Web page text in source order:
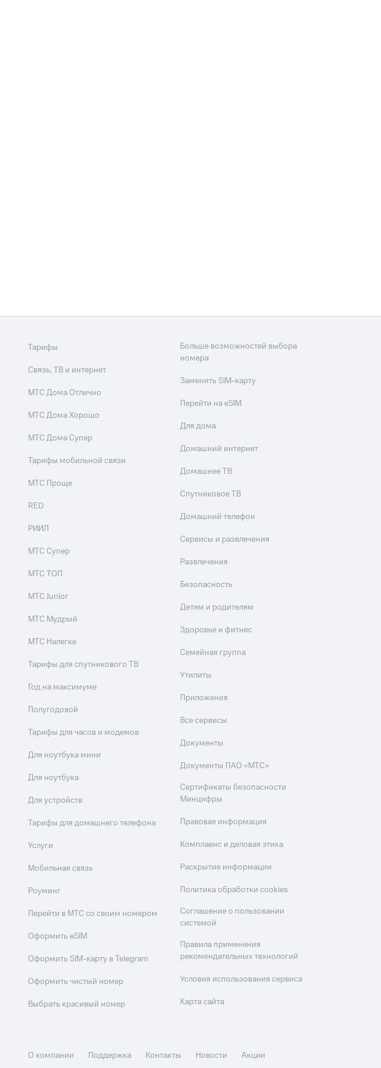
Тарифы
Связь, ТВ и интернет
МТС Дома Отлично
МТС Дома Хорошо
МТС Дома Супер
Тарифы мобильной связи
МТС Проще
RED
РИИЛ
МТС Супер
МТС ТОП
МТС Junior
МТС Мудрый
МТС Налегке
Тарифы для спутникового ТВ
Год на максимуме
Полугодовой
Тарифы для часов и модемов
Для ноутбука мини
Для ноутбука
Для устройств
Тарифы для домашнего телефона
Услуги
Мобильная связь
Роуминг
Перейти в МТС со своим номером
Оформить eSIM
Оформить SIM-карту в Telegram
Оформить чистый номер
Выбрать красивый номер
Больше возможностей выбора
номера
Заменить SIM-карту
Перейти на eSIM
Для дома
Домашний интернет
Домашнее ТВ
Спутниковое ТВ
Домашний телефон
Сервисы и развлечения
Развлечения
Безопасность
Детям и родителям
Здоровье и фитнес
Семейная группа
Утилиты
Приложения
Все сервисы
Документы
Документы ПАО «МТС»
Сертификаты безопасности
Минцифры
Правовая информация
Комплаенс и деловая этика
Раскрытие информации
Политика обработки cookies
Соглашение о пользовании
системой
Правила применения
рекомендательных технологий
Условия использования сервиса
Карта сайта
О компании Поддержка Контакты Новости Акции